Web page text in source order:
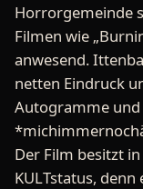
Horrorgemeinde
Filmen wie
anwesend.
netten Eindruck
Autogramme
Der Film besitzt
KULTstatus,